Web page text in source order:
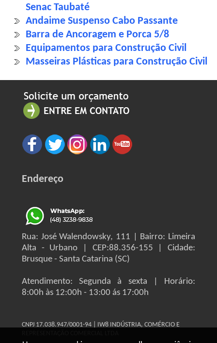
Senac Taubaté
Andaime Suspenso Cabo Passante
Barra de Ancoragem e Porca 5/8
Equipamentos para Construção Civil
Masseiras Plásticas para Construção Civil
Endereço
Rua: José Walendowsky, 111 | Bairro: Limeira
Alta - Urbano | CEP:88.356-155 | Cidade:
Brusque - Santa Catarina (SC)
Atendimento: Segunda à sexta | Horário:
8:00h às 12:00h - 13:00 ás 17:00h
CNPJ 17.038.947/0001-94 | IW8 INDÚSTRIA, COMÉRCIO E